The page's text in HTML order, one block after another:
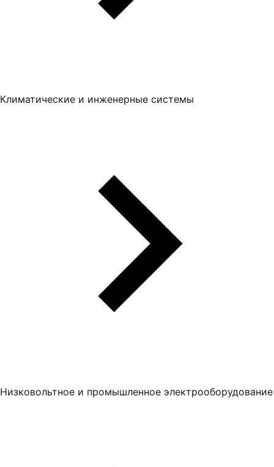
Климатические и инженерные системы
Низковольтное и промышленное электрооборудование